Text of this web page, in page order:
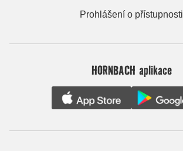
Prohlášení o přístupnosti
HORNBACH aplikace